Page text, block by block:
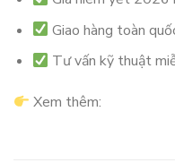
Giao hàng toàn
Tư vấn kỹ thuật
Xem thêm: